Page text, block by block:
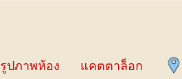
รูปภาพห้อง แคตตาล็อก